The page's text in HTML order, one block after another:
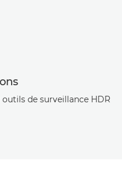
de surveillance HDR